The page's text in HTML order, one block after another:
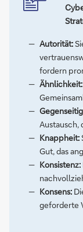
Autorität:
fordern
Ähnlichkeit:
Austausch,
Knappheit:
Gut, das
Konsistenz:
Konsens:
geforderte